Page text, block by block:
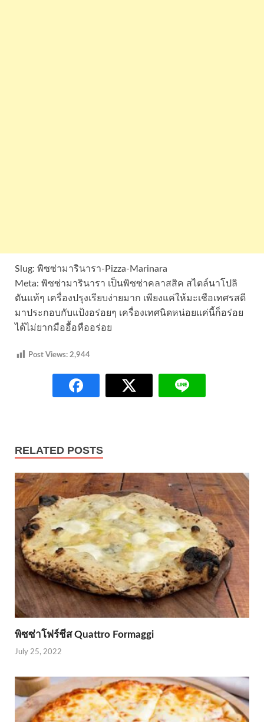
Slug: พิซซ่ามารินารา-Pizza-Marinara
Meta: พิซซ่ามารินารา เป็นพิซซ่าคลาสสิค สไตล์นาโปลิ
ตันแท้ๆ เครื่องปรุงเรียบง่ายมาก เพียงแค่ให้มะเชือเทศรสดี
มาประกอบกับแป้งอร่อยๆ เครื่องเทศนิดหน่อยแค่นี้ก็อร่อย
ได้ไม่ยากมืออื้อหืออร่อย
Post Views: 2,944
RELATED POSTS
พิซซ่าโฟร์ชีส Quattro Formaggi
July 25, 2022